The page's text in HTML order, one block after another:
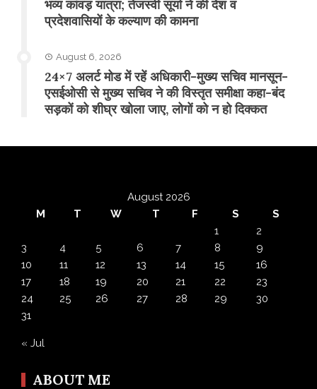
भव्य कांवड़ यात्रा; तेजस्वी सूर्या ने की देश व
प्रदेशवासियों के कल्याण की कामना
August 6, 2026
24×7 अलर्ट मोड में रहें अधिकारी-मुख्य सचिव मानसून-
एसईओसी से मुख्य सचिव ने की विस्तृत समीक्षा कहा-बंद
सड़कों को शीघ्र खोला जाए, लोगों को न हो दिक्कत
August 2026
M
T W T F S
S
1
2
3
4 5 6 7 8
9
10
11 12 13 14 15
16
17
18 19 20 21 22
23
24
25 26 27 28 29
30
31
« Jul
ABOUT ME